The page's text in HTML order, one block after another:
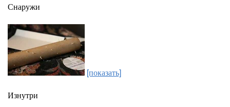
Снаружи
[показать]
Изнутри